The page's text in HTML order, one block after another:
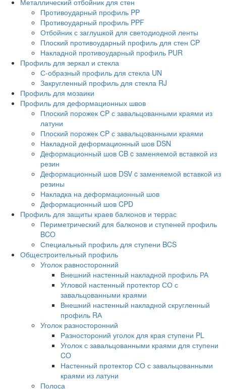
Металлический отбойник для стен
Противоударный профиль PP
Противоударный профиль PPF
Отбойник с заглушкой для светодиодной ленты
Плоский противоударный профиль для стен CP
Накладной противоударный профиль PUR
Профиль для зеркал и стекла
С-образный профиль для стекла UN
Закругленный профиль для стекла RJ
Профиль для мозаики
Профиль для деформационных швов
Плоский порожек СP с завальцованными краями из
латуни
Плоский порожек СP с завальцованными краями
Накладной деформационный шов DSN
Деформационный шов CB c заменяемой вставкой из
резин
Деформационный шов DSV c заменяемой вставкой из
резины
Накладка на деформационный шов
Деформационный шов CPD
Профиль для защиты краев балконов и террас
Периметрический для балконов и ступеней профиль
BCO
Специальный профиль для ступени BCS
Общестроительный профиль
Уголок равносторонний
Внешний настенный накладной профиль РА
Угловой настенный протектор СО с
завальцованными краями
Внешний настенный накладной скругленный
профиль RА
Уголок разносторонний
Разностороний уголок для края ступени PL
Уголок с завальцованными краями для ступени
CO
Настенный протектор СО с завальцованными
краями из латуни
Полоса